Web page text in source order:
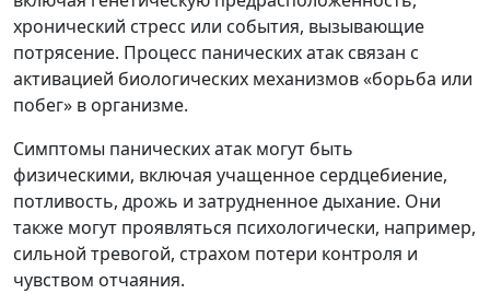
хронический стресс или события, вызывающие
потрясение. Процесс панических атак связан с
активацией биологических механизмов «борьба или
побег» в организме.
Симптомы панических атак могут быть
физическими, включая учащенное сердцебиение,
потливость, дрожь и затрудненное дыхание. Они
также могут проявляться психологически, например,
сильной тревогой, страхом потери контроля и
чувством отчаяния.